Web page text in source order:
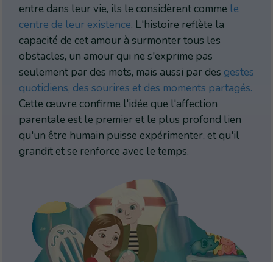
entre dans leur vie, ils le considèrent comme le
centre de leur existence. L'histoire reflète la
capacité de cet amour à surmonter tous les
obstacles, un amour qui ne s'exprime pas
seulement par des mots, mais aussi par des gestes
quotidiens, des sourires et des moments partagés.
Cette œuvre confirme l'idée que l'affection
parentale est le premier et le plus profond lien
qu'un être humain puisse expérimenter, et qu'il
grandit et se renforce avec le temps.